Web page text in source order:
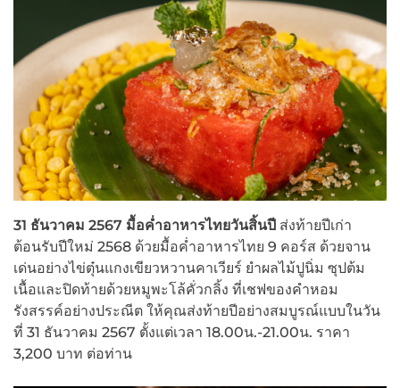
31 ธันวาคม 2567 มื้อค่ำอาหารไทยวันสิ้นปี ส่งท้ายปีเก่า
ต้อนรับปีใหม่ 2568 ด้วยมื้อค่ำอาหารไทย 9 คอร์ส ด้วยจาน
เด่นอย่างไข่ตุ๋นแกงเขียวหวานคาเวียร์ ยำผลไม้ปูนิ่ม ซุปต้ม
เนื้อและปิดท้ายด้วยหมูพะโล้คั่วกลิ้ง ที่เชฟของคำหอม
รังสรรค์อย่างประณีต ให้คุณส่งท้ายปีอย่างสมบูรณ์แบบในวัน
ที่ 31 ธันวาคม 2567 ตั้งแต่เวลา 18.00น.-21.00น. ราคา
3,200 บาท ต่อท่าน